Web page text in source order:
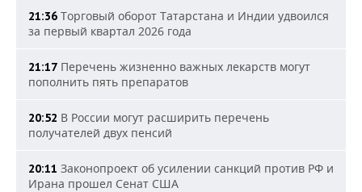
21:36 Торговый оборот Татарстана и Индии удвоился
за первый квартал 2026 года
21:17 Перечень жизненно важных лекарств могут
пополнить пять препаратов
20:52 В России могут расширить перечень
получателей двух пенсий
20:11 Законопроект об усилении санкций против РФ и
Ирана прошел Сенат США